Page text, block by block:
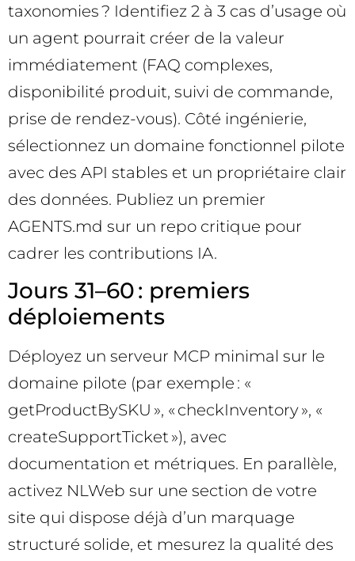
taxonomies ? Identifiez 2 à 3 cas d’usage où
un agent pourrait créer de la valeur
immédiatement (FAQ complexes,
disponibilité produit, suivi de commande,
prise de rendez-vous). Côté ingénierie,
sélectionnez un domaine fonctionnel pilote
avec des API stables et un propriétaire clair
des données. Publiez un premier
AGENTS.md sur un repo critique pour
cadrer les contributions IA.
Jours 31–60 : premiers
déploiements
Déployez un serveur MCP minimal sur le
domaine pilote (par exemple : «
getProductBySKU », « checkInventory », «
createSupportTicket »), avec
documentation et métriques. En parallèle,
activez NLWeb sur une section de votre
site qui dispose déjà d’un marquage
structuré solide, et mesurez la qualité des